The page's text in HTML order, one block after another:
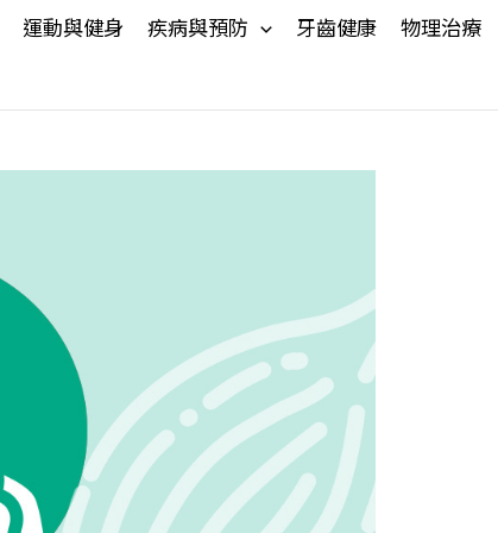
運動與健身 疾病與預防 牙齒健康 物理治療